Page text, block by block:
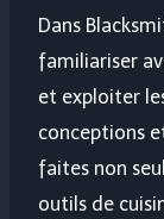
Dans
familiariser
et exploiter
conceptions
faites non
outils de